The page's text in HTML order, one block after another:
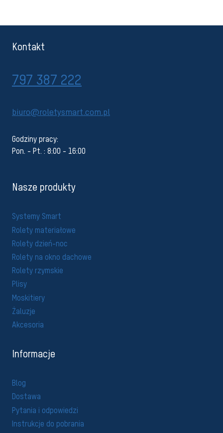
Kontakt
797 387 222
biuro@roletysmart.com.pl
Godziny pracy:
Pon. - Pt. : 8:00 - 16:00
Nasze produkty
Systemy Smart
Rolety materiałowe
Rolety dzień-noc
Rolety na okno dachowe
Rolety rzymskie
Plisy
Moskitiery
Żaluzje
Akcesoria
Informacje
Blog
Dostawa
Pytania i odpowiedzi
Instrukcje do pobrania